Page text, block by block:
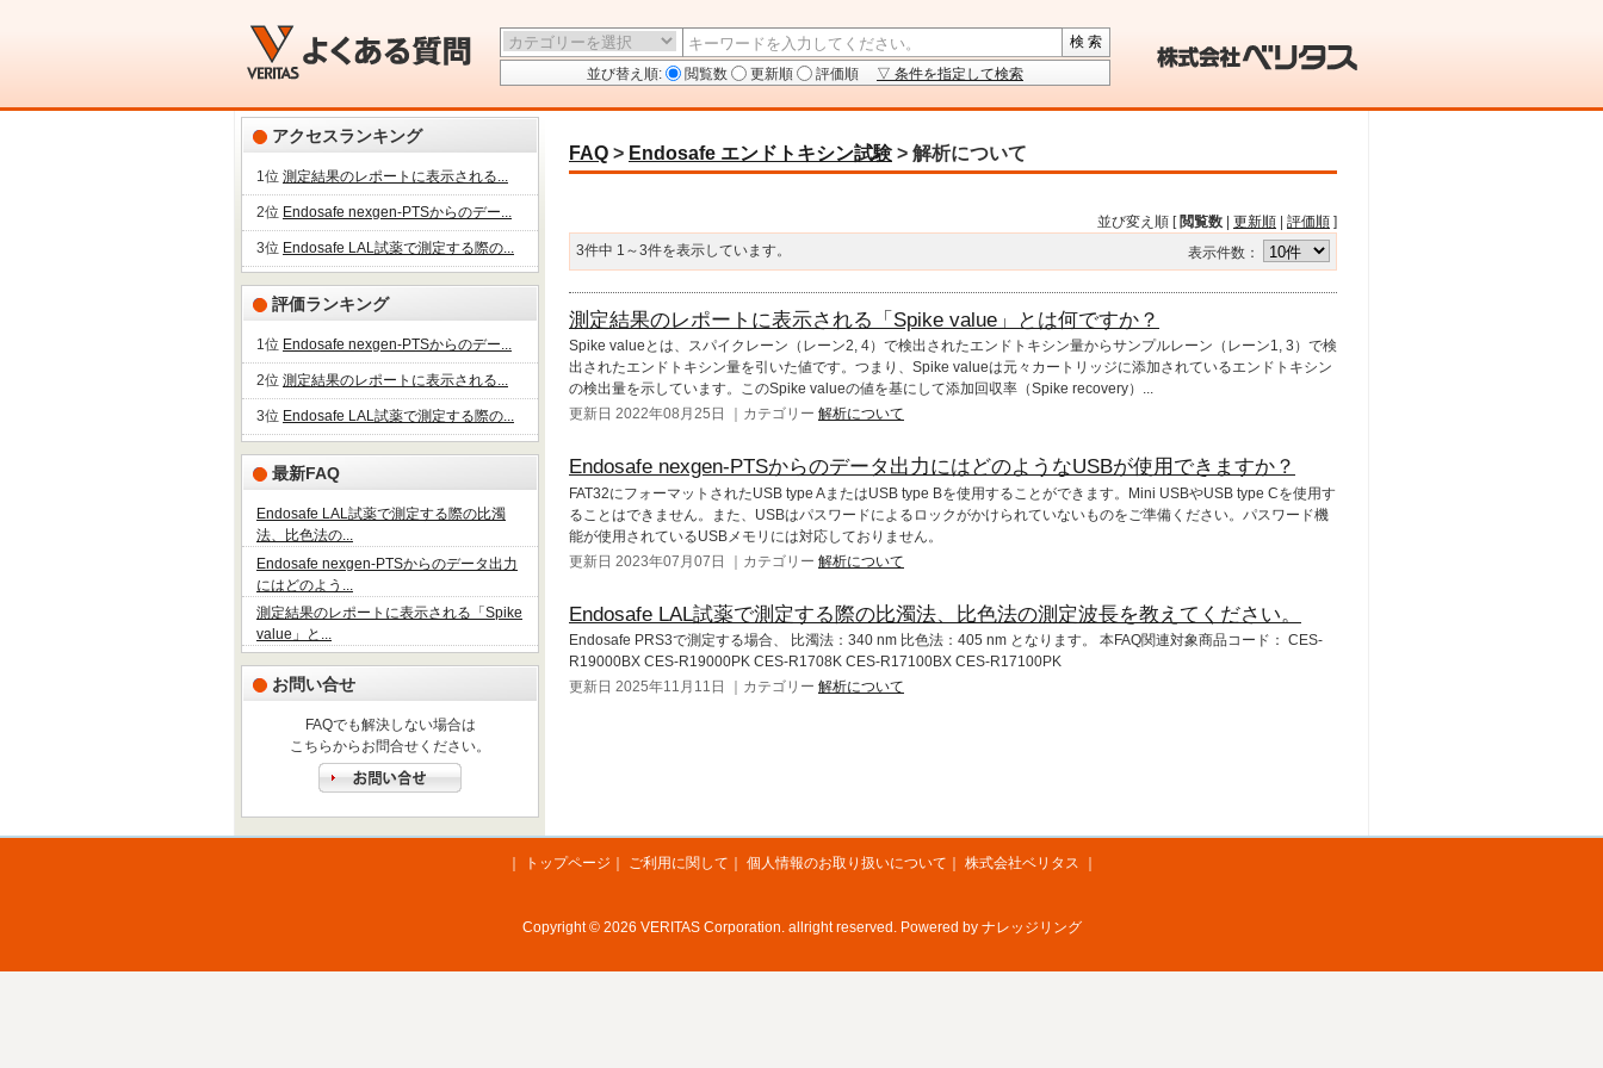
検 索
並び替え順:
閲覧数 更新順 評価順 ▽ 条件を指定して検索
アクセスランキング
1位 測定結果のレポートに表示される...
2位 Endosafe nexgen-PTSからのデー...
3位 Endosafe LAL試薬で測定する際の...
評価ランキング
1位 Endosafe nexgen-PTSからのデー...
2位 測定結果のレポートに表示される...
3位 Endosafe LAL試薬で測定する際の...
最新FAQ
Endosafe LAL試薬で測定する際の比濁
法、比色法の...
Endosafe nexgen-PTSからのデータ出力
にはどのよう...
測定結果のレポートに表示される「Spike
value」と...
お問い合せ
FAQでも解決しない場合は
こちらからお問合せください。
FAQ > Endosafe エンドトキシン試験 > 解析について
並び変え順 [ 閲覧数 更新順 評価順 ]
3件中 1～3件を表示しています。
表示件数：
測定結果のレポートに表示される「Spike value」とは何ですか？
Spike valueとは、スパイクレーン（レーン2, 4）で検出されたエンドトキシン量からサンプルレーン（レーン1, 3）で検
出されたエンドトキシン量を引いた値です。つまり、Spike valueは元々カートリッジに添加されているエンドトキシン
の検出量を示しています。このSpike valueの値を基にして添加回収率（Spike recovery）...
更新日 2022年08月25日 ｜カテゴリー 解析について
Endosafe nexgen-PTSからのデータ出力にはどのようなUSBが使用できますか？
FAT32にフォーマットされたUSB type AまたはUSB type Bを使用することができます。Mini USBやUSB type Cを使用す
ることはできません。また、USBはパスワードによるロックがかけられていないものをご準備ください。パスワード機
能が使用されているUSBメモリには対応しておりません。
更新日 2023年07月07日 ｜カテゴリー 解析について
Endosafe LAL試薬で測定する際の比濁法、比色法の測定波長を教えてください。
Endosafe PRS3で測定する場合、 比濁法：340 nm 比色法：405 nm となります。 本FAQ関連対象商品コード： CES-
R19000BX CES-R19000PK CES-R1708K CES-R17100BX CES-R17100PK
更新日 2025年11月11日 ｜カテゴリー 解析について
トップページ ご利用に関して 個人情報のお取り扱いについて 株式会社ベリタス
Copyright © 2026 VERITAS Corporation. allright reserved. Powered by ナレッジリング